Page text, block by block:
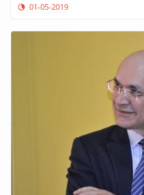
01-05-2019